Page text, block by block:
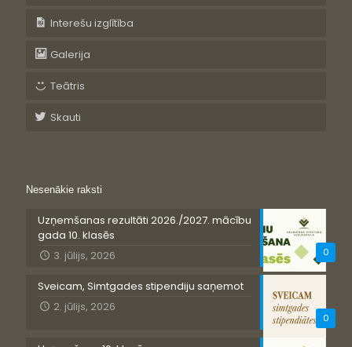
Interešu izglītība
Galerija
Teātris
Skauti
Nesenākie raksti
0
Uzņemšanas rezultāti 2026./2027. mācību
gada 10. klasēs
3. jūlijs, 2026
0
Sveicam, Simtgades stipendiju saņemot
2. jūlijs, 2026